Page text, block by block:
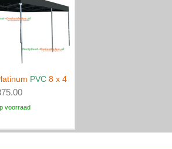
PVC 8 x 4
voorraad